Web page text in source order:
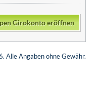
Girokonto eröffnen
Alle Angaben ohne Gewähr.